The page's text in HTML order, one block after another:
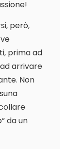
però,
prima ad
arrivare
Non
da un